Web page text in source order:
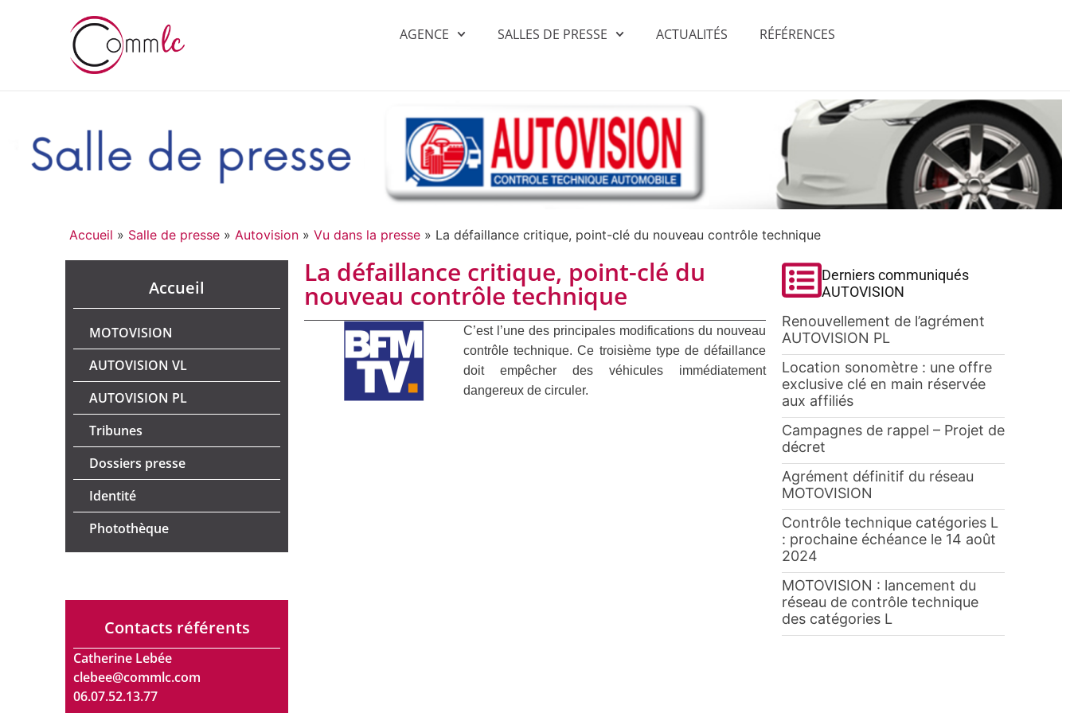
AGENCE SALLES DE PRESSE ACTUALITÉS RÉFÉRENCES
Accueil » Salle de presse » Autovision » Vu dans la presse » La défaillance critique, point-clé du nouveau contrôle technique
Accueil
MOTOVISION
AUTOVISION VL
AUTOVISION PL
Tribunes
Dossiers presse
Identité
Photothèque
Contacts référents
Catherine Lebée
clebee@commlc.com
06.07.52.13.77
La défaillance critique, point-clé du
nouveau contrôle technique
C’est l’une des principales modifications du nouveau
contrôle technique. Ce troisième type de défaillance
doit empêcher des véhicules immédiatement
dangereux de circuler.
Derniers communiqués
AUTOVISION
Renouvellement de l’agrément
AUTOVISION PL
Location sonomètre : une offre
exclusive clé en main réservée
aux affiliés
Campagnes de rappel – Projet de
décret
Agrément définitif du réseau
MOTOVISION
Contrôle technique catégories L
: prochaine échéance le 14 août
2024
MOTOVISION : lancement du
réseau de contrôle technique
des catégories L